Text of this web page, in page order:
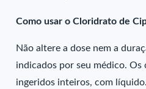
Como usar o Cloridrato de
Não altere a dose nem a
indicados por seu médico. Os
ingeridos inteiros, com